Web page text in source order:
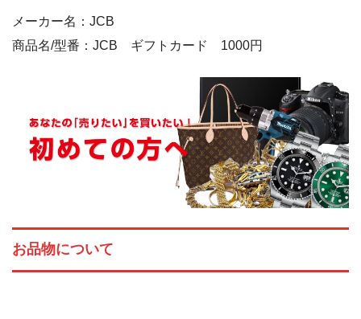
メーカー名：JCB
商品名/型番：JCB ギフトカード 1000円
お品物について